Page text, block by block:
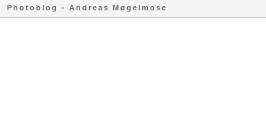
Photoblog - Andreas Møgelmose